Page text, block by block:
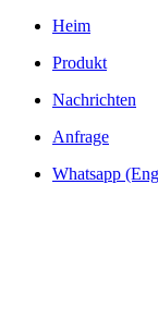
Heim
Produkt
Nachrichten
Anfrage
Whatsapp